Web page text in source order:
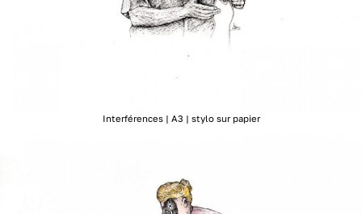
Interférences | A3 | stylo sur papier